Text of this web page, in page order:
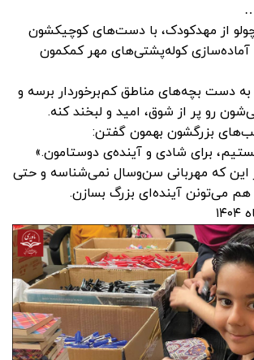
از مهدکودک، با دست‌های کوچیکشون
آماده‌سازی کوله‌پشتی‌های مهر کمکمون
به دست بچه‌های مناطق کم‌برخوردار برسه و
رو پر از شوق، امید و لبخند کنه.
بزرگشون بهمون گفتن:
برای شادی و آینده‌ی دوستامون.»
این که مهربانی سن‌وسال نمی‌شناسه و حتی
می‌تونن آینده‌ای بزرگ بسازن.